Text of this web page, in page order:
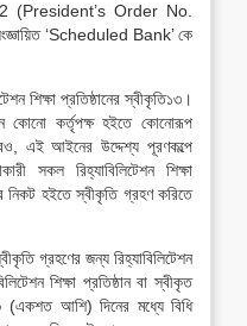
(President’s Order No.
‘Scheduled Bank’ কে
শিক্ষা প্রতিষ্ঠানের স্বীকৃতি১৩।
কোনো কর্তৃপক্ষ হইতে কোনোরূপ
এই আইনের উদ্দেশ্য পূরণকল্পে
সকল রিহ্যাবিলিটেশন শিক্ষা
নিকট হইতে স্বীকৃতি গ্রহণ করিতে
গ্রহণের জন্য রিহ্যাবিলিটেশন
শিক্ষা প্রতিষ্ঠান বা স্বীকৃত
(একশত আশি) দিনের মধ্যে বিধি